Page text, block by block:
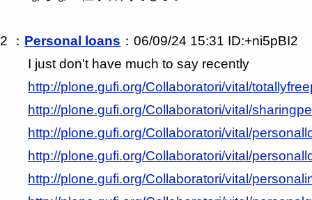
2 ： Personal loans ：06/09/24 15:31 ID:+ni5pBI2
I just don't have much to say recently
http://plone.gufi.org/Collaboratori/vital/
http://plone.gufi.org/Collaboratori/vital/
http://plone.gufi.org/Collaboratori/vital/
http://plone.gufi.org/Collaboratori/vital/
http://plone.gufi.org/Collaboratori/vital/